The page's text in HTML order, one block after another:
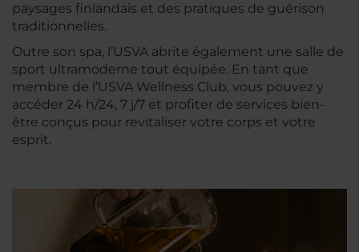
paysages finlandais et des pratiques de guérison
traditionnelles.
Outre son spa, l’USVA abrite également une salle de
sport ultramoderne tout équipée. En tant que
membre de l’USVA Wellness Club, vous pouvez y
accéder 24 h/24, 7 j/7 et profiter de services bien-
être conçus pour revitaliser votre corps et votre
esprit.